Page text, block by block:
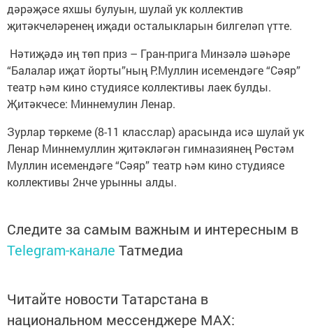
дәрәҗәсе яхшы булуын, шулай ук коллектив
җитәкчеләренең иҗади осталыкларын билгеләп үтте.
Нәтиҗәдә иң төп приз – Гран-прига Минзәлә шәһәре
“Балалар иҗат йорты”ның Р.Муллин исемендәге “Сәяр”
театр һәм кино студиясе коллективы лаек булды.
Җитәкчесе: Миннемулин Ленар.
Зурлар төркеме (8-11 класслар) арасында исә шулай ук
Ленар Миннемуллин җитәкләгән гимназиянең Рөстәм
Муллин исемендәге “Сәяр” театр һәм кино студиясе
коллективы 2нче урынны алды.
Следите за самым важным и интересным в
Telegram-канале Татмедиа
Читайте новости Татарстана в
национальном мессенджере MАХ: